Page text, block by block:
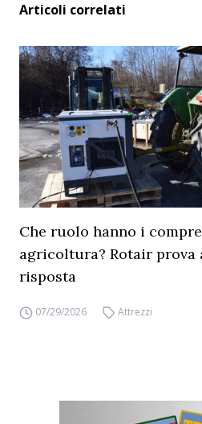
Articoli correlati
Che ruolo hanno i
agricoltura? Rotair prova
risposta
07/29/2026 Attrezzi